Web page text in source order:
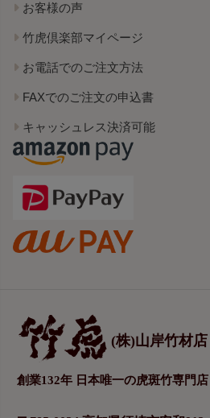
お客様の声
竹虎倶楽部マイページ
お電話でのご注文方法
FAXでのご注文の申込書
キャッシュレス決済可能
(株)山岸竹材店
創業132年 日本唯一の虎斑竹専門店